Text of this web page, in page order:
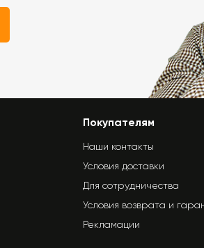
Покупателям
Наши контакты
Условия доставки
Для сотрудничества
Условия возврата и
Рекламации